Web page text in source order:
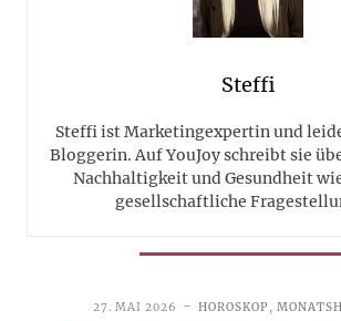
Steffi
Steffi ist Marketingexpertin und
Bloggerin. Auf YouJoy schreibt sie
Nachhaltigkeit und Gesundheit
gesellschaftliche
27. MAI 2026 HOROSKOP,